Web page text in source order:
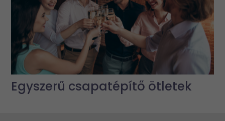
Egyszerű csapatépítő ötletek